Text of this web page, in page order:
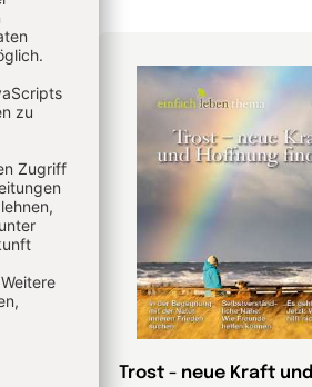
Trost - neue Kraft und